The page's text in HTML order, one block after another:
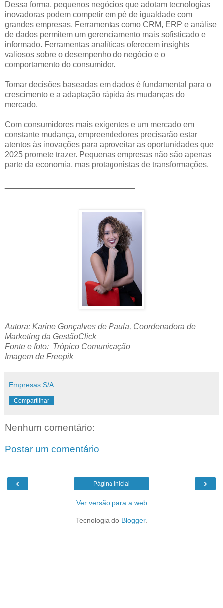
Dessa forma, pequenos negócios que adotam tecnologias
inovadoras podem competir em pé de igualdade com
grandes empresas. Ferramentas como CRM, ERP e análise
de dados permitem um gerenciamento mais sofisticado e
informado. Ferramentas analíticas oferecem insights
valiosos sobre o desempenho do negócio e o
comportamento do consumidor.
Tomar decisões baseadas em dados é fundamental para o
crescimento e a adaptação rápida às mudanças do
mercado.
Com consumidores mais exigentes e um mercado em
constante mudança, empreendedores precisarão estar
atentos às inovações para aproveitar as oportunidades que
2025 promete trazer. Pequenas empresas não são apenas
parte da economia, mas protagonistas de transformações.
Autora: Karine Gonçalves de Paula, Coordenadora de
Marketing da GestãoClick
Fonte e foto: Trópico Comunicação
Imagem de Freepik
Empresas S/A
Compartilhar
Nenhum comentário:
Postar um comentário
‹ ›
Página inicial
Ver versão para a web
Tecnologia do Blogger.